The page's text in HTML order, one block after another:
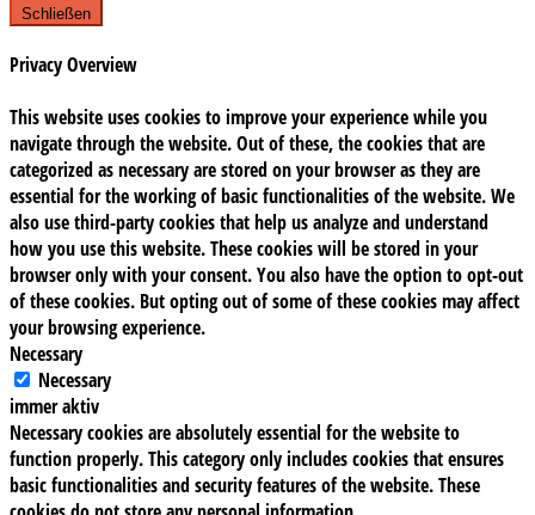
Schließen
Privacy Overview
This website uses cookies to improve your experience while you
navigate through the website. Out of these, the cookies that are
categorized as necessary are stored on your browser as they are
essential for the working of basic functionalities of the website. We
also use third-party cookies that help us analyze and understand
how you use this website. These cookies will be stored in your
browser only with your consent. You also have the option to opt-out
of these cookies. But opting out of some of these cookies may affect
your browsing experience.
Necessary
Necessary
immer aktiv
Necessary cookies are absolutely essential for the website to
function properly. This category only includes cookies that ensures
basic functionalities and security features of the website. These